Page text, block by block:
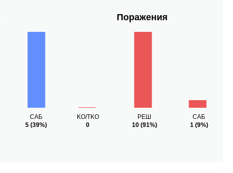
САБ
5 (39%)
Поражения
KO/TKO
0
РЕШ
10(91%)
САБ
1(9%)